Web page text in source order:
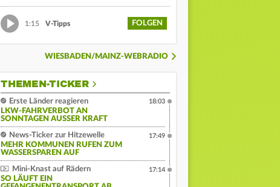
1:15 V-Tipps FOLGEN
WIESBADEN/MAINZ-WEBRADIO
THEMEN-TICKER
Erste Länder reagieren
LKW-FAHRVERBOT AN
SONNTAGEN AUSSER KRAFT
18:03
News-Ticker zur Hitzewelle
MEHR KOMMUNEN RUFEN ZUM
WASSERSPAREN AUF
17:49
Mini-Knast auf Rädern
SO LÄUFT EIN
17:14